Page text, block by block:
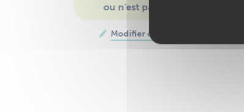
ou n'est pas à jour
Modifier cette fiche